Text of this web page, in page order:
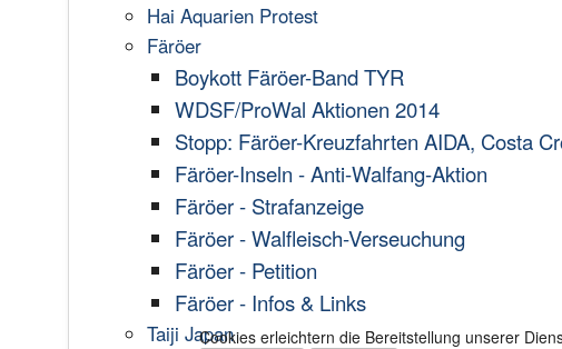
Hai Aquarien Protest
Färöer
Boykott Färöer-Band TYR
WDSF/ProWal Aktionen 2014
Stopp: Färöer-Kreuzfahrten AIDA, Costa
Färöer-Inseln - Anti-Walfang-Aktion
Färöer - Strafanzeige
Färöer - Walfleisch-Verseuchung
Färöer - Petition
Färöer - Infos & Links
Taiji JapanCookies erleichtern die Bereitstellung unserer